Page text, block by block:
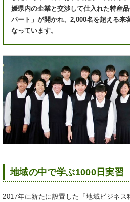
媛県内の企業と交渉して仕入れた特産
パート」が開かれ、2,000名を超える来
なっています。
地域の中で学ぶ1000日実習
2017年に新たに設置した「地域ビジネ